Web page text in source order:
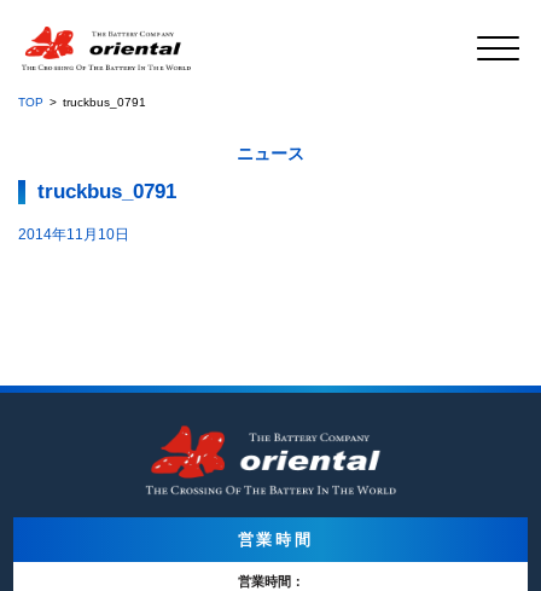
TOP truckbus_0791
ニュース
truckbus_0791
2014年11月10日
営業時間
営業時間：